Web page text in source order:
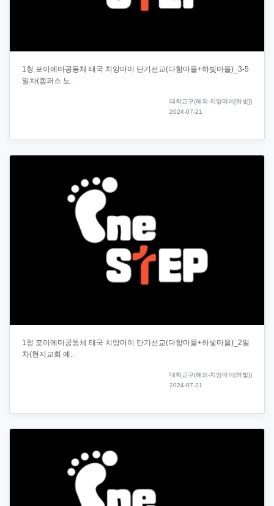
1청 포이에마공동체 태국 치앙마이 단기선교(다함마을+하빛마을)_3-5
일차(캠퍼스 노..
대학교구(해외-치앙마이[하빛])
2024-07-21
1청 포이에마공동체 태국 치앙마이 단기선교(다함마을+하빛마을)_2일
차(현지교회 예..
대학교구(해외-치앙마이[하빛])
2024-07-21